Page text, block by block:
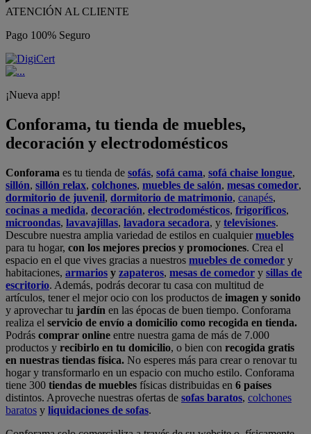
ATENCIÓN AL CLIENTE
Pago 100% Seguro
¡Nueva app!
Conforama, tu tienda de muebles,
decoración y electrodomésticos
Conforama es tu tienda de sofás, sofá cama, sofá chaise longue,
sillón, sillón relax, colchones, muebles de salón, mesas comedor,
dormitorio de juvenil, dormitorio de matrimonio, canapés,
cocinas a medida, decoración, electrodomésticos, frigoríficos,
microondas, lavavajillas, lavadora secadora, y televisiones.
Descubre nuestra amplia variedad de estilos en cualquiermuebles
para tu hogar, con los mejores precios y promociones. Crea el
espacio en el que vives gracias a nuestros muebles de comedor y
habitaciones, armarios y zapateros, mesas de comedor y sillas de
escritorio. Además, podrás decorar tu casa con multitud de
artículos, tener el mejor ocio con los productos de imagen y sonido
y aprovechar tu jardín en las épocas de buen tiempo. Conforama
realiza el servicio de envío a domicilio como recogida en tienda.
Podrás comprar online entre nuestra gama de más de 7.000
productos y recibirlo en tu domicilio, o bien con recogida gratis
en nuestras tiendas física. No esperes más para crear o renovar tu
hogar y transformarlo en un espacio con mucho estilo. Conforama
tiene 300 tiendas de muebles físicas distribuidas en 6 países
distintos. Aproveche nuestras ofertas de sofas baratos, colchones
baratos y liquidaciones de sofas.